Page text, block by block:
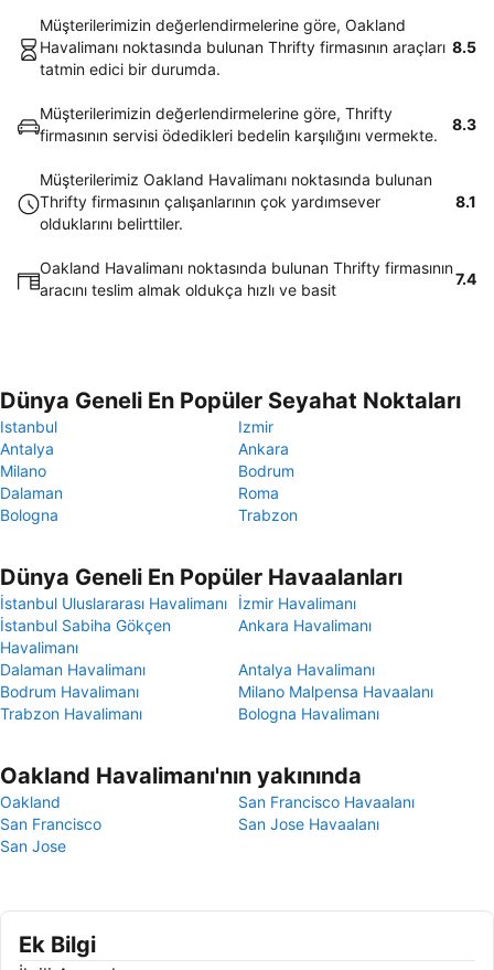
Müşterilerimizin değerlendirmelerine göre, Oakland
Havalimanı noktasında bulunan Thrifty firmasının araçları
tatmin edici bir durumda.
8.5
Müşterilerimizin değerlendirmelerine göre, Thrifty
firmasının servisi ödedikleri bedelin karşılığını vermekte.
8.3
Müşterilerimiz Oakland Havalimanı noktasında bulunan
Thrifty firmasının çalışanlarının çok yardımsever
olduklarını belirttiler.
8.1
Oakland Havalimanı noktasında bulunan Thrifty firmasının
aracını teslim almak oldukça hızlı ve basit
7.4
Dünya Geneli En Popüler Seyahat Noktaları
Istanbul
Izmir
Antalya
Ankara
Milano
Bodrum
Dalaman
Roma
Bologna
Trabzon
Dünya Geneli En Popüler Havaalanları
İstanbul Uluslararası Havalimanı
İzmir Havalimanı
İstanbul Sabiha Gökçen
Havalimanı
Ankara Havalimanı
Dalaman Havalimanı
Antalya Havalimanı
Bodrum Havalimanı
Milano Malpensa Havaalanı
Trabzon Havalimanı
Bologna Havalimanı
Oakland Havalimanı'nın yakınında
Oakland
San Francisco Havaalanı
San Francisco
San Jose Havaalanı
San Jose
Ek Bilgi